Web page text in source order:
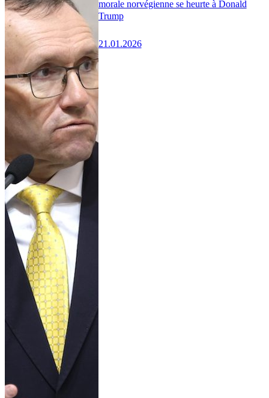
morale norvégienne se heurte à Donald
Trump
21.01.2026